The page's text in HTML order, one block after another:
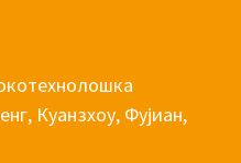
Куанзхоу, Фујиан,